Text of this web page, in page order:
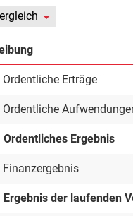
Ordentliche Erträge
Ordentliche
Ordentliches Ergebnis
Finanzergebnis
Ergebnis der laufenden